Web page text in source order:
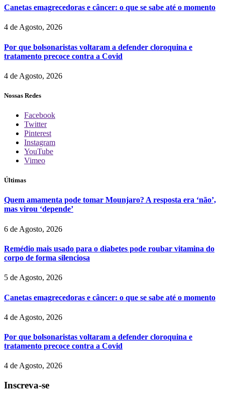
Canetas emagrecedoras e câncer: o que se sabe até o momento
4 de Agosto, 2026
Por que bolsonaristas voltaram a defender cloroquina e
tratamento precoce contra a Covid
4 de Agosto, 2026
Nossas Redes
Facebook
Twitter
Pinterest
Instagram
YouTube
Vimeo
Últimas
Quem amamenta pode tomar Mounjaro? A resposta era ‘não’,
mas virou ‘depende’
6 de Agosto, 2026
Remédio mais usado para o diabetes pode roubar vitamina do
corpo de forma silenciosa
5 de Agosto, 2026
Canetas emagrecedoras e câncer: o que se sabe até o momento
4 de Agosto, 2026
Por que bolsonaristas voltaram a defender cloroquina e
tratamento precoce contra a Covid
4 de Agosto, 2026
Inscreva-se